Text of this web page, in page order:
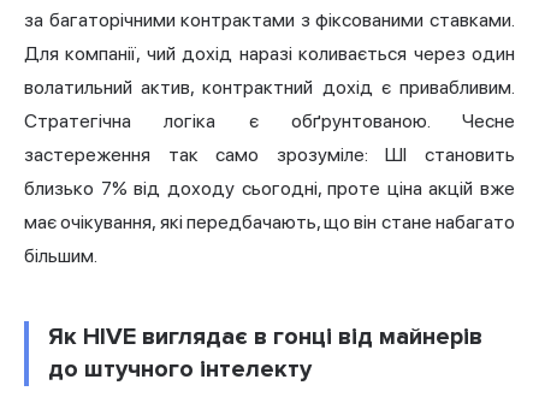
за багаторічними контрактами з фіксованими ставками.
Для компанії, чий дохід наразі коливається через один
волатильний актив, контрактний дохід є привабливим.
Стратегічна логіка є обґрунтованою. Чесне
застереження так само зрозуміле: ШІ становить
близько 7% від доходу сьогодні, проте ціна акцій вже
має очікування, які передбачають, що він стане набагато
більшим.
Як HIVE виглядає в гонці від майнерів
до штучного інтелекту